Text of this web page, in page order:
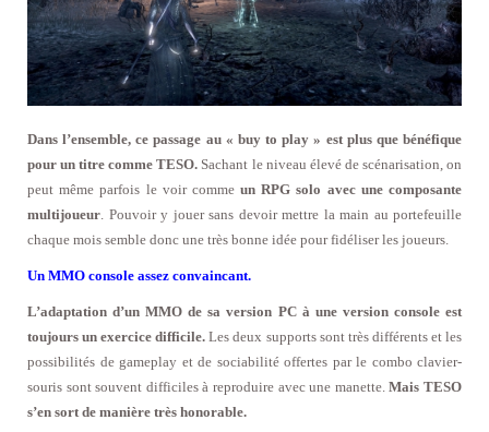
Dans l’ensemble, ce passage au « buy to play » est plus que bénéfique
pour un titre comme TESO. Sachant le niveau élevé de scénarisation, on
peut même parfois le voir commeun RPG solo avec une composante
multijoueur. Pouvoir y jouer sans devoir mettre la main au portefeuille
chaque mois semble donc une très bonne idée pour fidéliser les joueurs.
Un MMO console assez convaincant.
L’adaptation d’un MMO de sa version PC à une version console est
toujours un exercice difficile. Les deux supports sont très différents et les
possibilités de gameplay et de sociabilité offertes par le combo clavier-
souris sont souvent difficiles à reproduire avec une manette.Mais TESO
s’en sort de manière très honorable.